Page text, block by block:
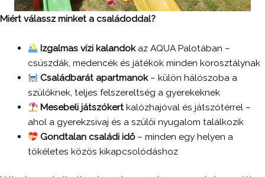
Miért válassz minket a családoddal?
Izgalmas vízi kalandokaz AQUA Palotában –
csúszdák, medencék és játékok minden korosztálynak
Családbarát apartmanok– külön hálószoba a
szülőknek, teljes felszereltség a gyerekeknek
Mesebeli játszókert kalózhajóval és játszótérrel –
ahol a gyerekzsivaj és a szülői nyugalom találkozik
Gondtalan családi idő– minden egy helyen a
tökéletes közös kikapcsolódáshoz